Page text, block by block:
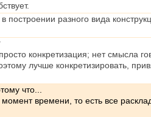
построении разного вида
конкретизация; нет смысла
лучше конкретизировать,
что...
времени, то есть все